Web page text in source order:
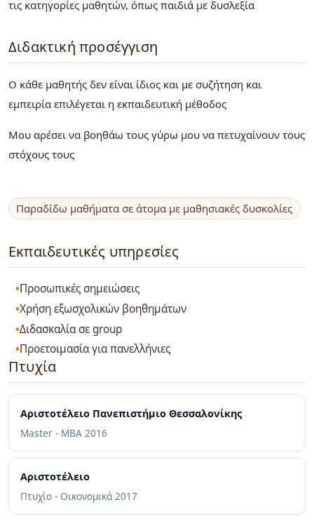
τις κατηγορίες μαθητών, όπως παιδιά με δυσλεξία
Διδακτική προσέγγιση
Ο κάθε μαθητής δεν είναι ίδιος και με συζήτηση και
εμπειρία επιλέγεται η εκπαιδευτική μέθοδος
Μου αρέσει να βοηθάω τους γύρω μου να πετυχαίνουν τους
στόχους τους
Παραδίδω μαθήματα σε άτομα με μαθησιακές δυσκολίες
Εκπαιδευτικές υπηρεσίες
Προσωπικές σημειώσεις
Χρήση εξωσχολικών βοηθημάτων
Διδασκαλία σε group
Προετοιμασία για πανελλήνιες
Πτυχία
Αριστοτέλειο Πανεπιστήμιο Θεσσαλονίκης
Master - MBA 2016
Αριστοτέλειο
Πτυχίο - Οικονομικά 2017